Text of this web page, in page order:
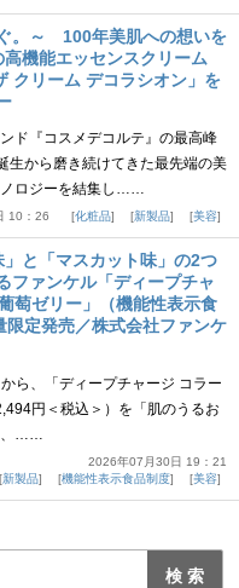
。～ 100年美肌への想いを
機能エッセンスクリーム
クリーム デコラシオン」を
ド『コスメデコルテ』の最高峰
生から磨き続けてきた最先端の美
ロジーを結集し……
10：26 化粧品 新製品 美容
と「マスカット味」の2つ
ファンケル「ディープチャ
萄ゼリー」（機能性表示食
定発売／株式会社ファンケ
ら、「ディープチャージ コラー
円＜税込＞）を「肌のうるお
、……
2026年07月30日 19：21
新製品 機能性表示食品制度 美容